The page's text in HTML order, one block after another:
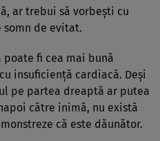
ar trebui să vorbești cu
de evitat.
fi cea mai bună
insuficiență cardiacă. Deși
pe partea dreaptă ar putea
către inimă, nu există
că este dăunător.